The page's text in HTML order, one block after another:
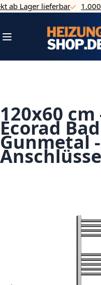
Direkt zum Inhalt
Lager lieferbar 1.000
Navigation umschalten
120x60
Ecorad
Gunmetal
Anschlüsse